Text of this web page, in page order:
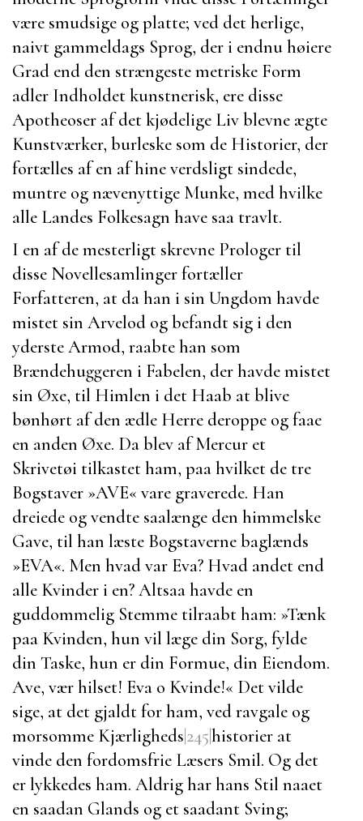
være smudsige og platte; ved det herlige,
naivt gammeldags Sprog, der i endnu høiere
Grad end den strængeste metriske Form
adler Indholdet kunstnerisk, ere disse
Apotheoser af det kjødelige Liv blevne ægte
Kunstværker, burleske som de Historier, der
fortælles af en af hine verdsligt sindede,
muntre og nævenyttige Munke, med hvilke
alle Landes Folkesagn have saa travlt.
I en af de mesterligt skrevne Prologer til
disse Novellesamlinger fortæller
Forfatteren, at da han i sin Ungdom havde
mistet sin Arvelod og befandt sig i den
yderste Armod, raabte han som
Brændehuggeren i Fabelen, der havde mistet
sin Øxe, til Himlen i det Haab at blive
bønhørt af den ædle Herre deroppe og faae
en anden Øxe. Da blev af Mercur et
Skrivetøi tilkastet ham, paa hvilket de tre
Bogstaver »AVE« vare graverede. Han
dreiede og vendte saalænge den himmelske
Gave, til han læste Bogstaverne baglænds
»EVA«. Men hvad var Eva? Hvad andet end
alle Kvinder i en? Altsaa havde en
guddommelig Stemme tilraabt ham: »Tænk
paa Kvinden, hun vil læge din Sorg, fylde
din Taske, hun er din Formue, din Eiendom.
Ave, vær hilset! Eva o Kvinde!« Det vilde
sige, at det gjaldt for ham, ved ravgale og
morsomme Kjærligheds|245|historier at
vinde den fordomsfrie Læsers Smil. Og det
er lykkedes ham. Aldrig har hans Stil naaet
en saadan Glands og et saadant Sving;